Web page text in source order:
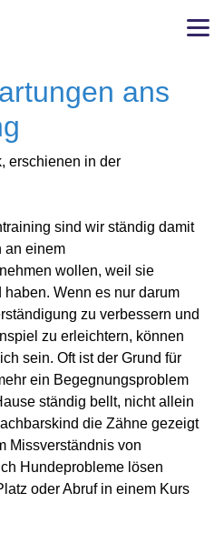
ans
erschienen in der
sind wir ständig damit
an einem
wollen, weil sie
Wenn es nur darum
zu verbessern und
zu erleichtern, können
sein. Oft ist der Grund für
ein Begegnungsproblem
ständig bellt, nicht allein
die Zähne gezeigt
Missverständnis von
Hundeprobleme lösen
oder Abruf in einem Kurs